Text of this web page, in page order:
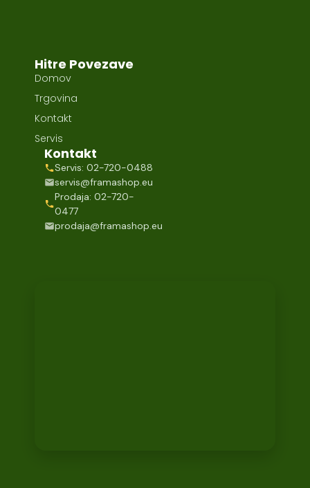
Hitre Povezave
Domov
Trgovina
Kontakt
Servis
Kontakt
Servis: 02-720-0488
servis@framashop.eu
Prodaja: 02-720-
0477
prodaja@framashop.eu